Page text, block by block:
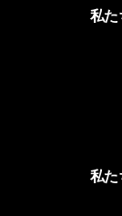
私た
私た